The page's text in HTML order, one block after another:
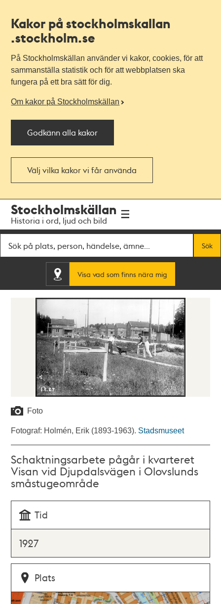
Kakor på stockholmskallan
.stockholm.se
På Stockholmskällan använder vi kakor, cookies, för att
sammanställa statistik och för att webbplatsen ska
fungera på ett bra sätt för dig.
Om kakor på Stockholmskällan
Godkänn alla kakor
Välj vilka kakor vi får använda
navigationen
huvudinnehållet
Stockholmskällan
Historia i ord, ljud och bild
Sök
Visa vad som finns nära mig
Foto
Fotograf: Holmén, Erik (1893-1963). Stadsmuseet
Schaktningsarbete pågår i kvarteret
Visan vid Djupdalsvägen i Olovslunds
småstugeområde
Tid
1927
Plats